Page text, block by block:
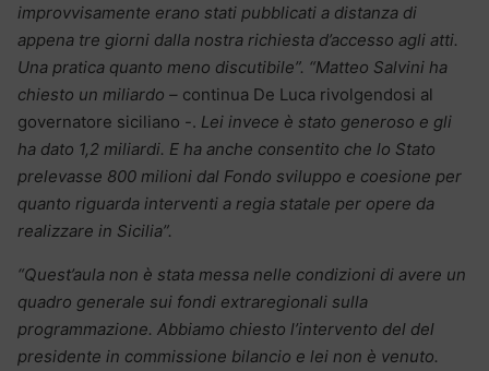
improvvisamente erano stati pubblicati a distanza di
appena tre giorni dalla nostra richiesta d’accesso agli atti.
Una pratica quanto meno discutibile”. “Matteo Salvini ha
chiesto un miliardo – continua De Luca rivolgendosi al
governatore siciliano -. Lei invece è stato generoso e gli
ha dato 1,2 miliardi. E ha anche consentito che lo Stato
prelevasse 800 milioni dal Fondo sviluppo e coesione per
quanto riguarda interventi a regia statale per opere da
realizzare in Sicilia”.
“Quest’aula non è stata messa nelle condizioni di avere un
quadro generale sui fondi extraregionali sulla
programmazione. Abbiamo chiesto l’intervento del del
presidente in commissione bilancio e lei non è venuto.